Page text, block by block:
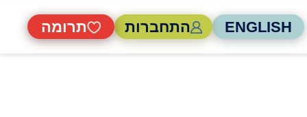
ENGLISH התחברות תרומה